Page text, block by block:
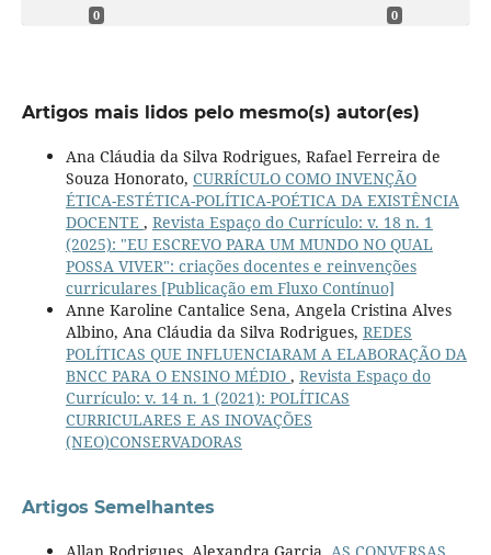
0 0
Artigos mais lidos pelo mesmo(s) autor(es)
Ana Cláudia da Silva Rodrigues, Rafael Ferreira de
Souza Honorato, CURRÍCULO COMO INVENÇÃO
ÉTICA-ESTÉTICA-POLÍTICA-POÉTICA DA EXISTÊNCIA
DOCENTE , Revista Espaço do Currículo: v. 18 n. 1
(2025): "EU ESCREVO PARA UM MUNDO NO QUAL
POSSA VIVER": criações docentes e reinvenções
curriculares [Publicação em Fluxo Contínuo]
Anne Karoline Cantalice Sena, Angela Cristina Alves
Albino, Ana Cláudia da Silva Rodrigues, REDES
POLÍTICAS QUE INFLUENCIARAM A ELABORAÇÃO DA
BNCC PARA O ENSINO MÉDIO , Revista Espaço do
Currículo: v. 14 n. 1 (2021): POLÍTICAS
CURRICULARES E AS INOVAÇÕES
(NEO)CONSERVADORAS
Artigos Semelhantes